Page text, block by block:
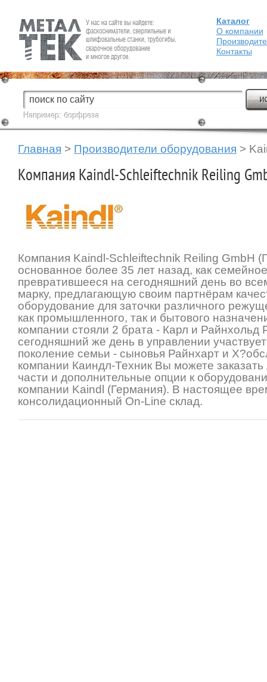
Fein — Профессиональный электроинструмент для обработки
металла.
Каталог
О компании
Контакты
Например:борфреза
Главная > Производители оборудования >
Компания Kaindl-Schleiftechnik Reiling
Компания Kaindl-Schleiftechnik Reiling GmbH
основанное более 35 лет назад, как
превратившееся на сегодняшний день во
марку, предлагающую своим партнёрам
оборудование для заточки различного
как промышленного, так и бытового
компании стояли 2 брата - Карл и Райнхольд
сегодняшний же день в управлении
поколение семьи - сыновья Райнхарт и
компании Каиндл-Техник Вы можете
части и дополнительные опции к
компании Kaindl (Германия). В настоящее
консолидационный On-Line склад.